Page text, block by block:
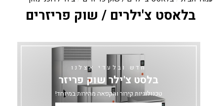
בלאסט צ'ילרים / שוק פריזרים
חדש ובלעדי אצלנו
בלסט צ'ילר שוק פריזר
טכנולוגיות קירור והקפאה מהירות במיוחד!